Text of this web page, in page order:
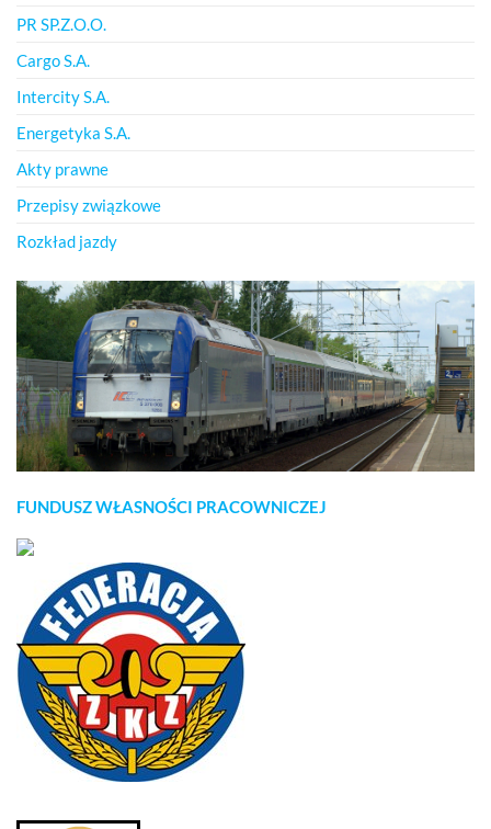
PR SP.Z.O.O.
Cargo S.A.
Intercity S.A.
Energetyka S.A.
Akty prawne
Przepisy związkowe
Rozkład jazdy
FUNDUSZ WŁASNOŚCI PRACOWNICZEJ